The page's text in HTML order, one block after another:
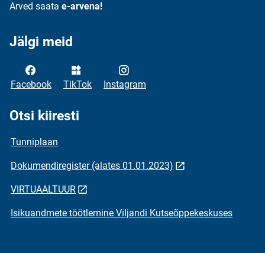
Arved saata e-arvena!
Jälgi meid
Facebook TikTok Instagram
Otsi kiiresti
Tunniplaan
Dokumendiregister (alates 01.01.2023)
VIRTUAALTUUR
Isikuandmete töötlemine Viljandi Kutseõppekeskuses